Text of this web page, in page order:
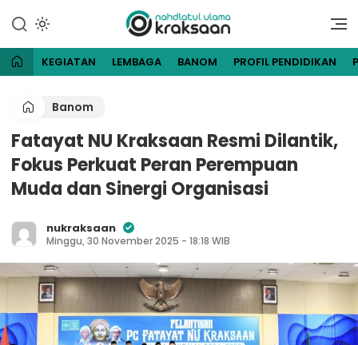
konten
NU Kraksaan
Website Resmi Pengurus
Kraksaan
KEGIATAN LEMBAGA BANOM PROFIL PENDIDIKAN
Banom
Fatayat NU Kraksaan Resmi Dilantik,
Fokus Perkuat Peran Perempuan
Muda dan Sinergi Organisasi
nukraksaan
Minggu, 30 November 2025 - 18:18 WIB